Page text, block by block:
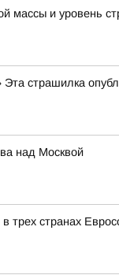
массы и уровень
страшилка
над Москвой
трех странах